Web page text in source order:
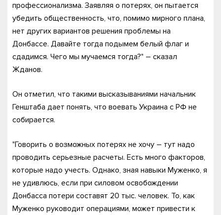
профессионализма. Заявляя о потерях, он пытается
убедить общественность, что, помимо мирного плана,
нет других вариантов решения проблемы на
Донбассе. Давайте тогда подымем белый флаг и
сдадимся. Чего мы мучаемся тогда?" – сказал
Жданов.
Он отметил, что такими высказываниями начальник
Генштаба дает понять, что воевать Украина с РФ не
собирается.
"Говорить о возможных потерях не хочу – тут надо
проводить серьезные расчеты. Есть много факторов,
которые надо учесть. Однако, зная навыки Муженко, я
не удивлюсь, если при силовом освобождении
Донбасса потери составят 20 тыс. человек. То, как
Муженко руководит операциями, может привести к